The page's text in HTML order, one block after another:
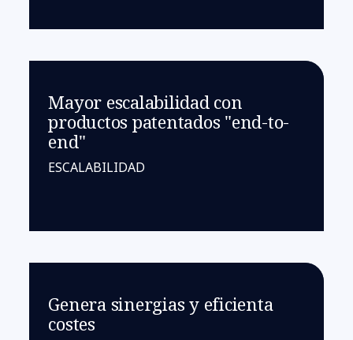
Mayor escalabilidad con
productos patentados "end-to-
end"
ESCALABILIDAD
Genera sinergias y eficienta
costes